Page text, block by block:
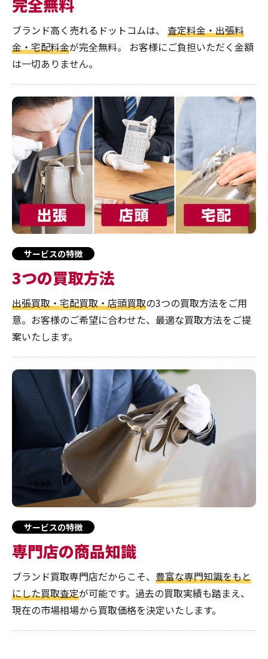
ブランド高く売れるドットコムは、 査定料金・出張料
金・宅配料金が完全無料。 お客様にご負担いただく金額
は一切ありません。
サービスの特徴
3つの買取方法
出張買取・宅配買取・店頭買取の3つの買取方法をご用
意。お客様のご希望に合わせた、最適な買取方法をご提
案いたします。
サービスの特徴
専門店の商品知識
ブランド買取専門店だからこそ、 豊富な専門知識をもと
にした買取査定が可能です。過去の買取実績も踏まえ、
現在の市場相場から買取価格を決定いたします。